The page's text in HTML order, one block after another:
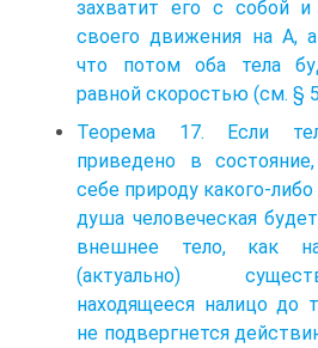
захватит его с собой и
своего движения на А,
что потом оба тела
равной скоростью (см. §
Теорема 17. Если
приведено в
себе природу какого-
душа человеческая
внешнее тело, как на
(актуально)
находящееся налицо до
не подвергнется